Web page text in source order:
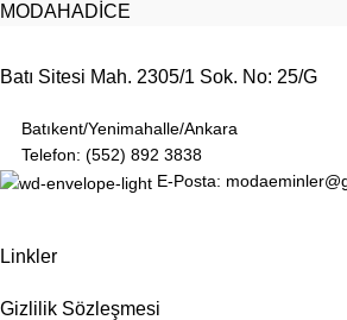
MODAHADİCE
Batı Sitesi Mah. 2305/1 Sok. No: 25/G
Batıkent/Yenimahalle/Ankara
Telefon: (552) 892 3838
E-Posta:
Linkler
Gizlilik Sözleşmesi